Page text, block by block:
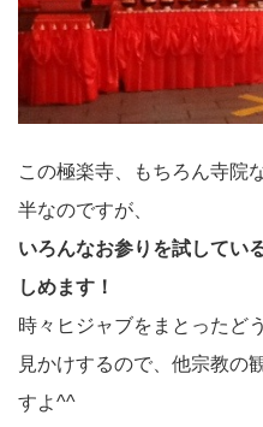
この極楽寺、もちろん寺院
半なのですが、
いろんなお参りを試してい
しめます！
時々ヒジャブをまとったど
見かけするので、他宗教の
すよ^^